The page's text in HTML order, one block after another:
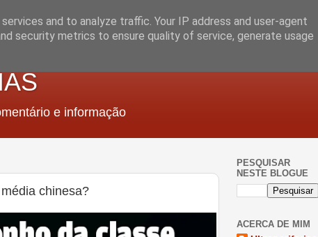
e informação
chinesa?
PESQUISAR
NESTE BLOGUE
ACERCA DE MIM
and to analyze traffic. Your IP address and user-agent
security metrics to ensure quality of service, generate usage